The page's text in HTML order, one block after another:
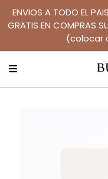
ENVIOS A TODO EL
GRATIS EN COMPRAS
(colocar